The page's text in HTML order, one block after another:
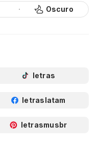
Oscuro
letras
letraslatam
letrasmusbr